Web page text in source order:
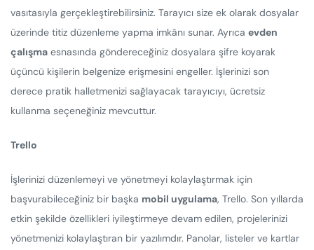
vasıtasıyla gerçekleştirebilirsiniz. Tarayıcı size ek olarak dosyalar
üzerinde titiz düzenleme yapma imkânı sunar. Ayrıca evden
çalışma esnasında göndereceğiniz dosyalara şifre koyarak
üçüncü kişilerin belgenize erişmesini engeller. İşlerinizi son
derece pratik halletmenizi sağlayacak tarayıcıyı, ücretsiz
kullanma seçeneğiniz mevcuttur.
Trello
İşlerinizi düzenlemeyi ve yönetmeyi kolaylaştırmak için
başvurabileceğiniz bir başka mobil uygulama, Trello. Son yıllarda
etkin şekilde özellikleri iyileştirmeye devam edilen, projelerinizi
yönetmenizi kolaylaştıran bir yazılımdır. Panolar, listeler ve kartlar